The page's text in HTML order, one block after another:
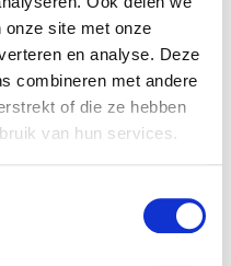
onze site met onze
en analyse. Deze
combineren met andere
of die ze hebben
van hun services.
in Zaandam is
6 ( achter Loods 5 ).
kijk en koop